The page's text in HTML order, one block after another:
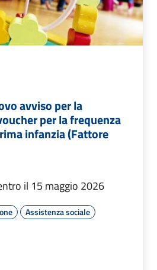
avviso per la
per la frequenza
infanzia (Fattore
il 15 maggio 2026
Assistenza sociale